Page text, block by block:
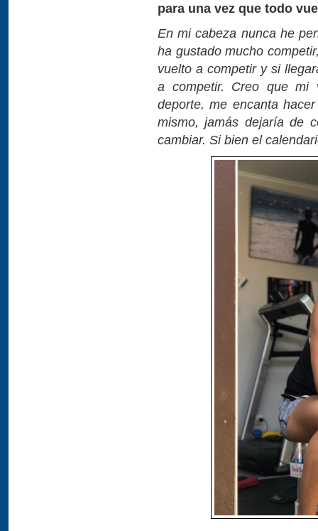
para una vez que todo
En mi cabeza nunca he
ha gustado mucho
vuelto a competir y si
a competir. Creo que mi
deporte, me encanta
mismo, jamás dejaría de
cambiar. Si bien el